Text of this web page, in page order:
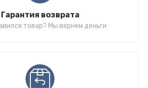
Гарантия возврата
товар? Мы вернем деньги